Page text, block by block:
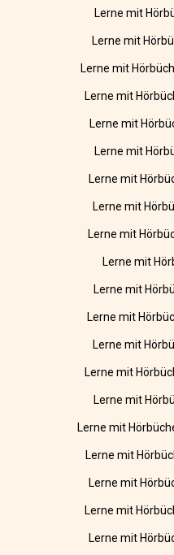
Lerne mit
Lerne mit
Lerne mit
Lerne mit
Lerne mit
Lerne mit
Lerne mit
Lerne mit
Lerne mit
Lerne mit
Lerne mit
Lerne mit
Lerne mit
Lerne mit
Lerne mit
Lerne mit
Lerne mit
Lerne mit
Lerne mit
Lerne mit